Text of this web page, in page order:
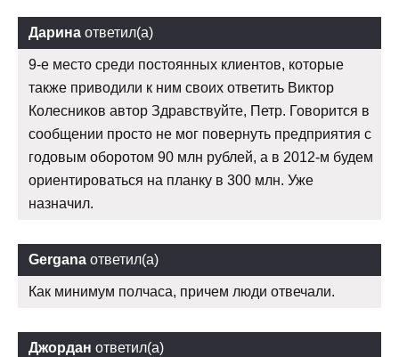
Дарина ответил(а)
9-е место среди постоянных клиентов, которые
также приводили к ним своих ответить Виктор
Колесников автор Здравствуйте, Петр. Говорится в
сообщении просто не мог повернуть предприятия с
годовым оборотом 90 млн рублей, а в 2012-м будем
ориентироваться на планку в 300 млн. Уже
назначил.
Gergana ответил(а)
Как минимум полчаса, причем люди отвечали.
Джордан ответил(а)